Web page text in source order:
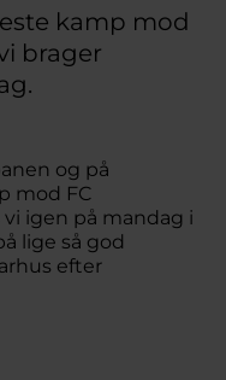
kamp mod
brager
og på
mod FC
igen på mandag i
lige så god
efter